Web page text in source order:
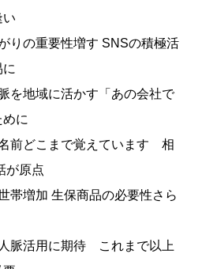
い
りの重要性増す SNSの積極活
を地域に活かす「あの会社で
に
前どこまで覚えています 相
が原点
帯増加 生保商品の必要性さら
脈活用に期待 これまで以上